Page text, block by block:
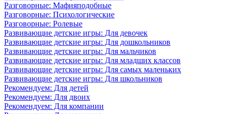
Разговорные: Мафияподобные
Разговорные: Психологические
Разговорные: Ролевые
Развивающие детские игры: Для девочек
Развивающие детские игры: Для дошкольников
Развивающие детские игры: Для мальчиков
Развивающие детские игры: Для младших классов
Развивающие детские игры: Для самых маленьких
Развивающие детские игры: Для школьников
Рекомендуем: Для детей
Рекомендуем: Для двоих
Рекомендуем: Для компании